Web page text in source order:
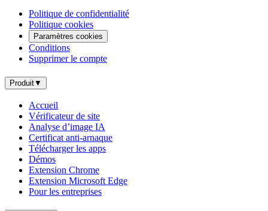
Politique de confidentialité
Politique cookies
Paramètres cookies
Conditions
Supprimer le compte
Produit▼
Accueil
Vérificateur de site
Analyse d’image IA
Certificat anti-arnaque
Télécharger les apps
Démos
Extension Chrome
Extension Microsoft Edge
Pour les entreprises